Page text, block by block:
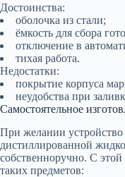
Достоинства:
оболочка из стали;
ёмкость для сбора
отключение в
тихая работа.
Недостатки:
покрытие корпуса
неудобства при
Самостоятельное
При желании устройство
дистиллированной
собственноручно. С
таких предметов: